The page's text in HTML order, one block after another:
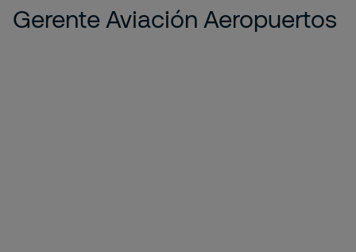
Gerente Aviación Aeropuertos